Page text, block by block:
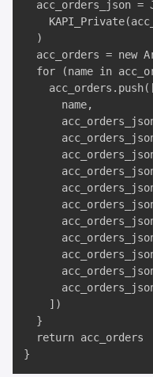
acc_orders_json =
  )
acc_orders = new
for (name in
      name,
    ])
  }
  return acc_orders
}